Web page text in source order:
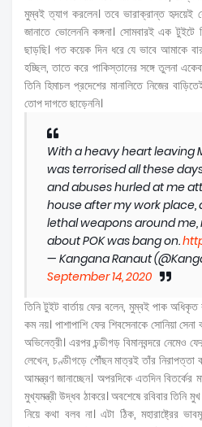
মুম্বই ত্যাগ করলেন। তবে ভারাক্রান্ত হৃদয়েই
জানাতে ভোলেননি কঙ্গনা। সোমবারই এক টুইটে
ছাড়ছি। গত কয়েক দিন ধরে যে ভাবে আমাকে
হচ্ছিল, তাতে করে পাকিস্তানের সঙ্গে তুলনা
তিনি হিমাচল প্রদেশের মানালিতে নিজের
তোপ দাগতে ছাড়েননি।
With a heavy heart leaving
was terrorised all these
and abuses hurled at me
house after my work place,
lethal weapons around
about POK was bang on.
— Kangana Ranaut
September 14, 2020
তিনি টুইট বার্তায় ফের বলেন, মুম্বই পাক
কম নয়। পাশাপাশি ফের শিবসেনাকে সোনিয়া
অভিনেত্রী। এরপর চন্ডীগড় বিমানবন্দরে নেমেও
লেখেন, চণ্ডীগড়ে পৌঁছন মাত্রই তাঁর নিরাপত্তা
আমন্ত্রণ জানাচ্ছেন। অপরদিকে এতদিন বিতর্কের
মুখ্যমন্ত্রী উদ্ধব ঠাকরে। অবশেষে রবিবার তিনি
নিয়ে কথা বলব না। এটা ঠিক, মহারাষ্ট্রের